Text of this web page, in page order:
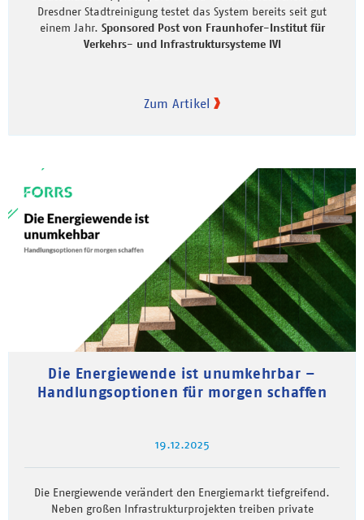
Dresdner Stadtreinigung testet das System bereits seit gut
einem Jahr. Sponsored Post von Fraunhofer-Institut für
Verkehrs- und Infrastruktursysteme IVI
Zum Artikel
Die Energiewende ist unumkehrbar –
Handlungsoptionen für morgen schaffen
19.12.2025
Die Energiewende verändert den Energiemarkt tiefgreifend.
Neben großen Infrastrukturprojekten treiben private